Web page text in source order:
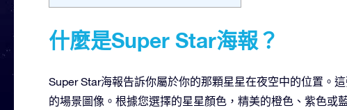
什麼是Super Star海報？
Super Star海報告訴你屬於你的那顆星星在夜空中的位置。
的場景圖像。根據您選擇的星星顏色，精美的橙色、紫色或